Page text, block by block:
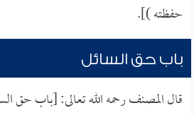
حفظته )].
باب حق السائل
قال المصنف رحمه الله تعالى: [باب حق